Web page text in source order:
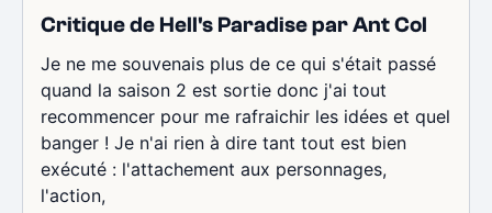
Critique de Hell's Paradise par Ant Col
Je ne me souvenais plus de ce qui s'était passé
quand la saison 2 est sortie donc j'ai tout
recommencer pour me rafraichir les idées et quel
banger ! Je n'ai rien à dire tant tout est bien
exécuté : l'attachement aux personnages,
l'action,